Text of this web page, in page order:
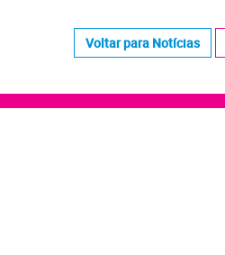
Voltar para Notícias